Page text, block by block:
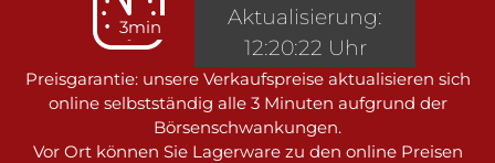
3min
Preisgarantie: unsere Verkaufspreise aktualisieren sich
online selbstständig alle 3 Minuten aufgrund der
Börsenschwankungen.
Vor Ort können Sie Lagerware zu den online Preisen
Aktualisierung:
12:20:22 Uhr